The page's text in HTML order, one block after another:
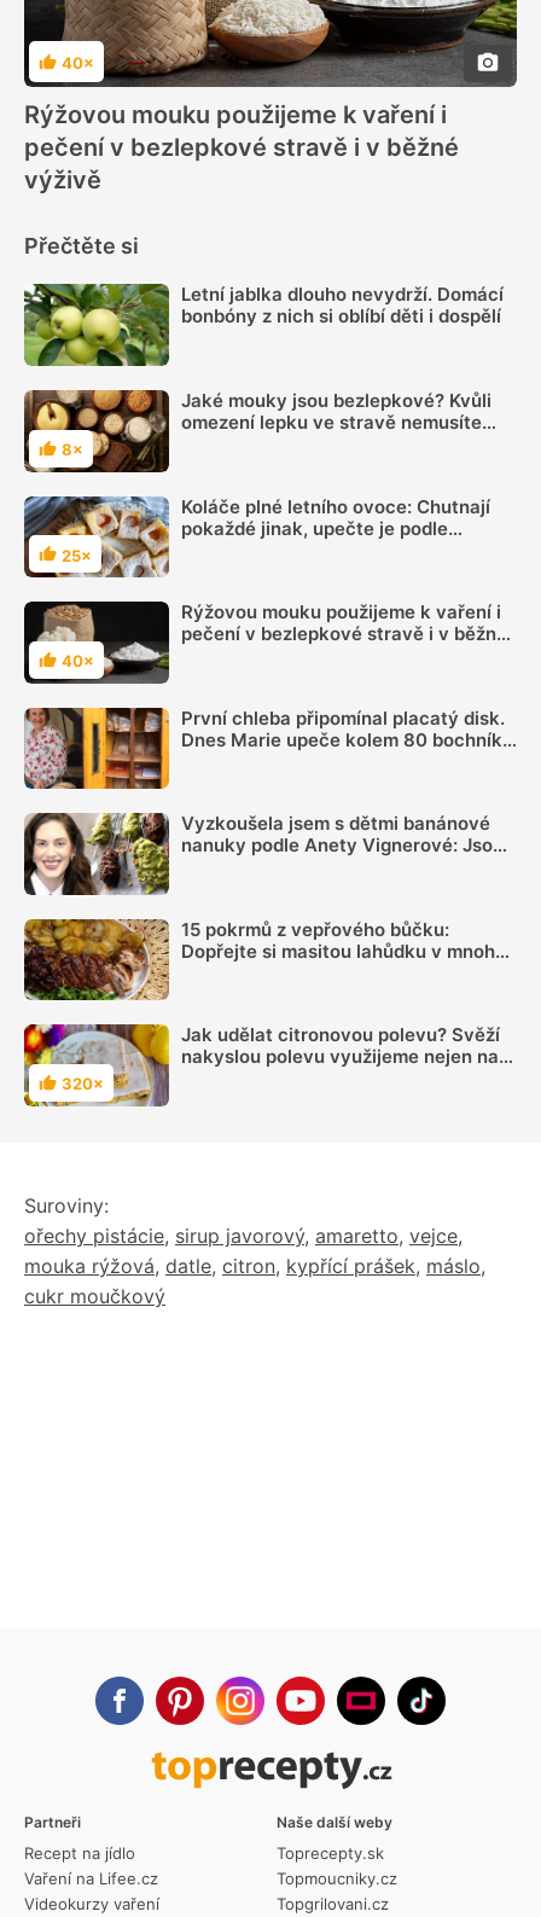
Hodnocení
40×
Rýžovou mouku použijeme k vaření i
pečení v bezlepkové stravě i v běžné
výživě
Přečtěte si
Letní jablka dlouho nevydrží. Domácí
bonbóny z nich si oblíbí děti i dospělí
Hodnocení
8×
Jaké mouky jsou bezlepkové? Kvůli
omezení lepku ve stravě nemusíte
Hodnocení
25×
Koláče plné letního ovoce: Chutnají
pokaždé jinak, upečte je podle
Hodnocení
40×
Rýžovou mouku použijeme k vaření i
pečení v bezlepkové stravě i v běžné
První chleba připomínal placatý disk.
Dnes Marie upeče kolem 80 bochníků
Vyzkoušela jsem s dětmi banánové
nanuky podle Anety Vignerové: Jsou
15 pokrmů z vepřového bůčku:
Dopřejte si masitou lahůdku v mnoha
Hodnocení
320×
Jak udělat citronovou polevu? Svěží
nakyslou polevu využijeme nejen na
Suroviny:
ořechy pistácie, sirup javorový, amaretto, vejce,
mouka rýžová, datle, citron, kypřící prášek, máslo,
cukr moučkový
Partneři
Recept na jídlo
Vaření na Lifee.cz
Videokurzy vaření
Naše další weby
Toprecepty.sk
Topmoucniky.cz
Topgrilovani.cz